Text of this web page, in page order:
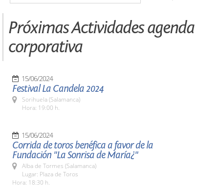
Próximas Actividades agenda
corporativa
15/06/2024
Festival La Candela 2024
Sorihuela (Salamanca)
Hora: 19:00 h.
15/06/2024
Corrida de toros benéfica a favor de la
Fundación "La Sonrisa de María¿"
Alba de Tormes (Salamanca)
Lugar: Plaza de Toros
Hora: 18:30 h.